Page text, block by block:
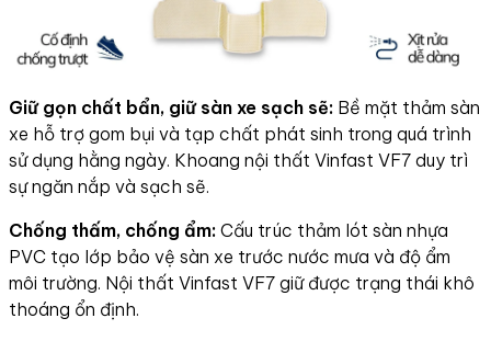
Giữ gọn chất bẩn, giữ sàn xe sạch sẽ: Bề mặt thảm sàn
xe hỗ trợ gom bụi và tạp chất phát sinh trong quá trình
sử dụng hằng ngày. Khoang nội thất Vinfast VF7 duy trì
sự ngăn nắp và sạch sẽ.
Chống thấm, chống ẩm: Cấu trúc thảm lót sàn nhựa
PVC tạo lớp bảo vệ sàn xe trước nước mưa và độ ẩm
môi trường. Nội thất Vinfast VF7 giữ được trạng thái khô
thoáng ổn định.